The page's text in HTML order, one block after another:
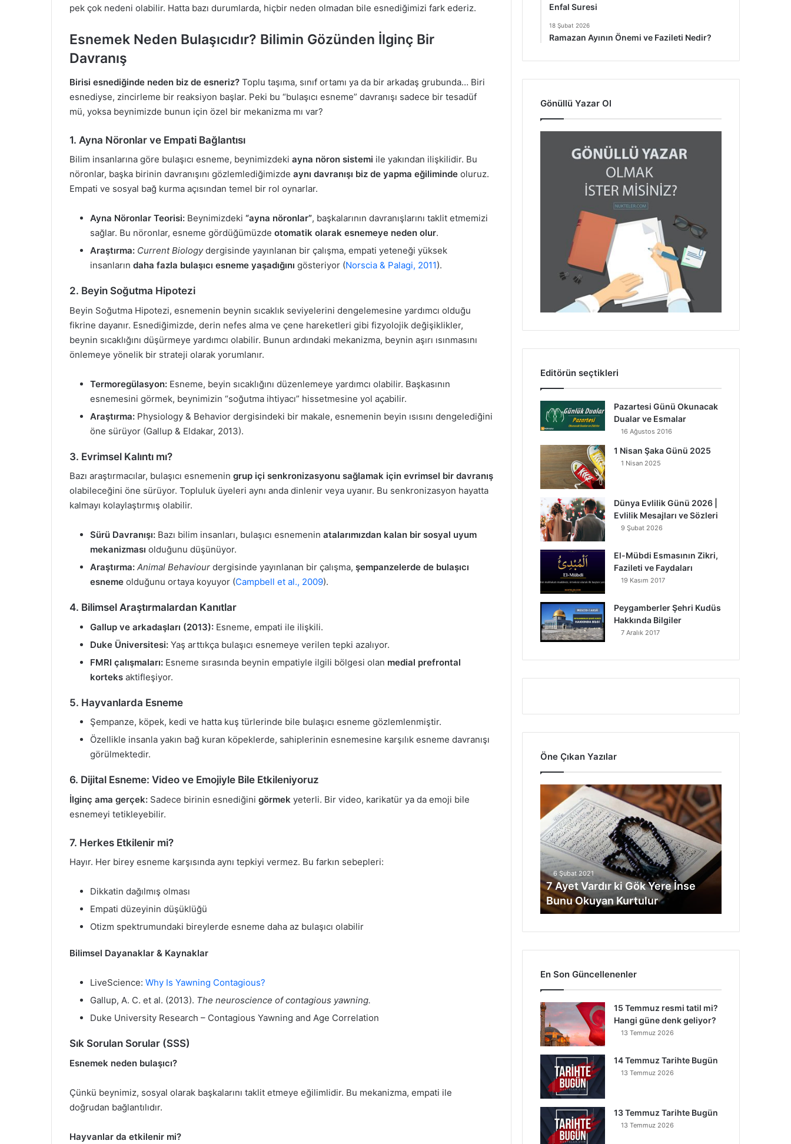
pek çok nedeni olabilir. Hatta bazı durumlarda, hiçbir neden olmadan bile esnediğimizi fark ederiz.
Esnemek Neden Bulaşıcıdır? Bilimin Gözünden İlginç Bir
Davranış
Birisi esnediğinde neden biz de esneriz? Toplu taşıma, sınıf ortamı ya da bir arkadaş grubunda… Biri
esnediyse, zincirleme bir reaksiyon başlar. Peki bu “bulaşıcı esneme” davranışı sadece bir tesadüf
mü, yoksa beynimizde bunun için özel bir mekanizma mı var?
1. Ayna Nöronlar ve Empati Bağlantısı
Bilim insanlarına göre bulaşıcı esneme, beynimizdeki ayna nöron sistemi ile yakından ilişkilidir. Bu
nöronlar, başka birinin davranışını gözlemlediğimizde aynı davranışı biz de yapma eğiliminde oluruz.
Empati ve sosyal bağ kurma açısından temel bir rol oynarlar.
Ayna Nöronlar Teorisi: Beynimizdeki “ayna nöronlar”, başkalarının davranışlarını taklit etmemizi
sağlar. Bu nöronlar, esneme gördüğümüzde otomatik olarak esnemeye neden olur.
Araştırma: Current Biologydergisinde yayınlanan bir çalışma, empati yeteneği yüksek
insanların daha fazla bulaşıcı esneme yaşadığını gösteriyor (Norscia & Palagi, 2011).
2. Beyin Soğutma Hipotezi
Beyin Soğutma Hipotezi, esnemenin beynin sıcaklık seviyelerini dengelemesine yardımcı olduğu
fikrine dayanır. Esnediğimizde, derin nefes alma ve çene hareketleri gibi fizyolojik değişiklikler,
beynin sıcaklığını düşürmeye yardımcı olabilir. Bunun ardındaki mekanizma, beynin aşırı ısınmasını
önlemeye yönelik bir strateji olarak yorumlanır.
Termoregülasyon: Esneme, beyin sıcaklığını düzenlemeye yardımcı olabilir. Başkasının
esnemesini görmek, beynimizin “soğutma ihtiyacı” hissetmesine yol açabilir.
Araştırma: Physiology & Behavior dergisindeki bir makale, esnemenin beyin ısısını dengelediğini
öne sürüyor (Gallup & Eldakar, 2013).
3. Evrimsel Kalıntı mı?
Bazı araştırmacılar, bulaşıcı esnemenin grup içi senkronizasyonu sağlamak için evrimsel bir davranış
olabileceğini öne sürüyor. Topluluk üyeleri aynı anda dinlenir veya uyanır. Bu senkronizasyon hayatta
kalmayı kolaylaştırmış olabilir.
Sürü Davranışı: Bazı bilim insanları, bulaşıcı esnemenin atalarımızdan kalan bir sosyal uyum
mekanizması olduğunu düşünüyor.
Araştırma: Animal Behaviour dergisinde yayınlanan bir çalışma, şempanzelerde de bulaşıcı
esneme olduğunu ortaya koyuyor (Campbell et al., 2009).
4. Bilimsel Araştırmalardan Kanıtlar
Gallup ve arkadaşları (2013): Esneme, empati ile ilişkili.
Duke Üniversitesi: Yaş arttıkça bulaşıcı esnemeye verilen tepki azalıyor.
FMRI çalışmaları: Esneme sırasında beynin empatiyle ilgili bölgesi olan medial prefrontal
korteks aktifleşiyor.
5. Hayvanlarda Esneme
Şempanze, köpek, kedi ve hatta kuş türlerinde bile bulaşıcı esneme gözlemlenmiştir.
Özellikle insanla yakın bağ kuran köpeklerde, sahiplerinin esnemesine karşılık esneme davranışı
görülmektedir.
6. Dijital Esneme: Video ve Emojiyle Bile Etkileniyoruz
İlginç ama gerçek: Sadece birinin esnediğini görmek yeterli. Bir video, karikatür ya da emoji bile
esnemeyi tetikleyebilir.
7. Herkes Etkilenir mi?
Hayır. Her birey esneme karşısında aynı tepkiyi vermez. Bu farkın sebepleri:
Dikkatin dağılmış olması
Empati düzeyinin düşüklüğü
Otizm spektrumundaki bireylerde esneme daha az bulaşıcı olabilir
Bilimsel Dayanaklar & Kaynaklar
LiveScience: Why Is Yawning Contagious?
Gallup, A. C. et al. (2013). The neuroscience of contagious yawning.
Duke University Research – Contagious Yawning and Age Correlation
Sık Sorulan Sorular (SSS)
Esnemek neden bulaşıcı?
Çünkü beynimiz, sosyal olarak başkalarını taklit etmeye eğilimlidir. Bu mekanizma, empati ile
doğrudan bağlantılıdır.
Hayvanlar da etkilenir mi?
Enfal Suresi
18 Şubat 2026
Ramazan Ayının Önemi ve Fazileti Nedir?
Gönüllü Yazar Ol
Editörün seçtikleri
Pazartesi Günü Okunacak
Dualar ve Esmalar
16 Ağustos 2016
1 Nisan Şaka Günü 2025
1 Nisan 2025
Dünya Evlilik Günü 2026 |
Evlilik Mesajları ve Sözleri
9 Şubat 2026
El-Mübdi Esmasının Zikri,
Fazileti ve Faydaları
19 Kasım 2017
Peygamberler Şehri Kudüs
Hakkında Bilgiler
7 Aralık 2017
Öne Çıkan Yazılar
Ayet
Vardır
Gök
Yere
İnse
Bunu
Okuyan
Kurtulur
6 Şubat 2021
7 Ayet Vardır ki Gök Yere İnse
Bunu Okuyan Kurtulur
En Son Güncellenenler
15 Temmuz resmi tatil mi?
Hangi güne denk geliyor?
13 Temmuz 2026
14 Temmuz Tarihte Bugün
13 Temmuz 2026
13 Temmuz Tarihte Bugün
13 Temmuz 2026